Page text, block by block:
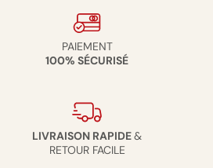
PAIEMENT
100% SÉCURISÉ
LIVRAISON RAPIDE&
RETOUR FACILE